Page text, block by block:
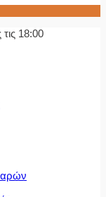
18:00